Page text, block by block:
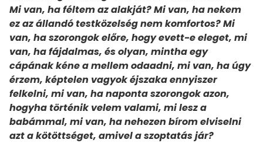
Mi van, ha féltem az alakját? Mi van, ha nekem
ez az állandó testközelség nem komfortos? Mi
van, ha szorongok előre, hogy evett-e eleget, mi
van, ha fájdalmas, és olyan, mintha egy
cápának kéne a mellem odaadni, mi van, ha úgy
érzem, képtelen vagyok éjszaka ennyiszer
felkelni, mi van, ha naponta szorongok azon,
hogyha történik velem valami, mi lesz a
babámmal, mi van, ha nehezen bírom elviselni
azt a kötöttséget, amivel a szoptatás jár?